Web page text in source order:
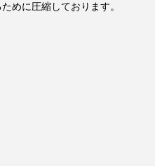
めに圧縮しております。